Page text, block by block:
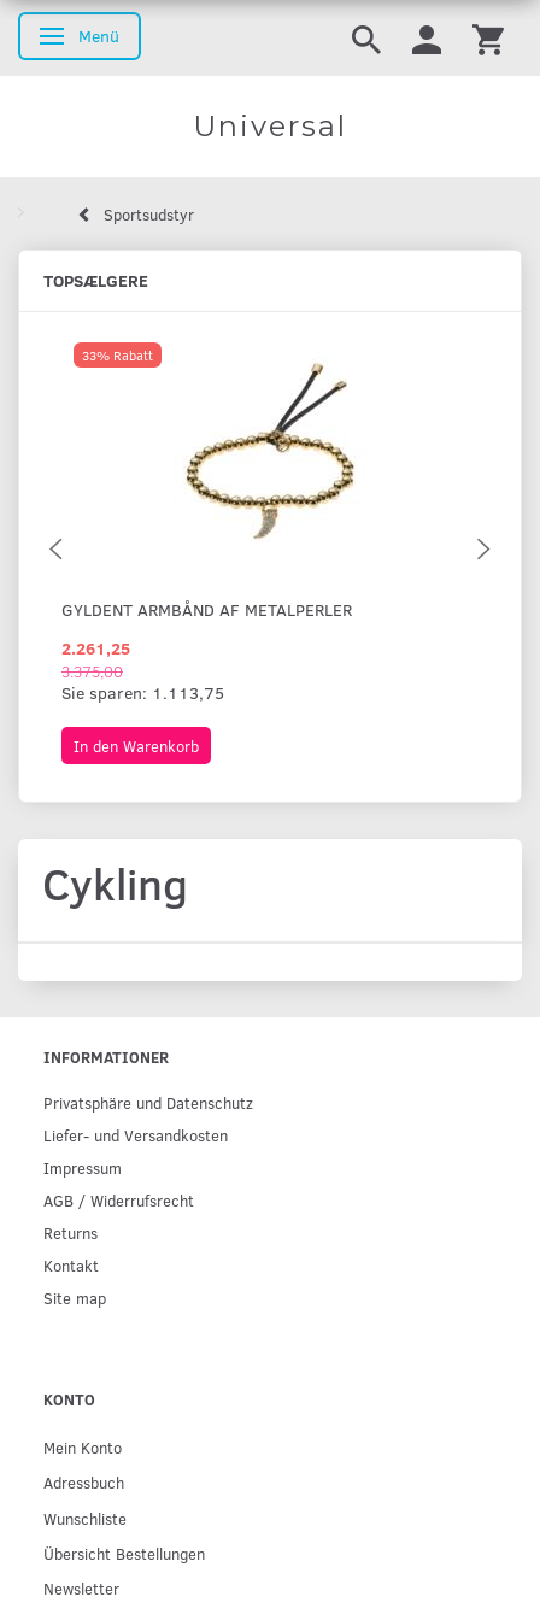
Anzeige ändern
Menü
Universal
Sportsudstyr
TOPSÆLGERE
33% Rabatt
GYLDENT ARMBÅND AF METALPERLER
2.261,25
3.375,00
Sie sparen: 1.113,75
In den Warenkorb
Cykling
INFORMATIONER
Privatsphäre und Datenschutz
Liefer- und Versandkosten
Impressum
AGB / Widerrufsrecht
Returns
Kontakt
Site map
KONTO
Mein Konto
Adressbuch
Wunschliste
Übersicht Bestellungen
Newsletter